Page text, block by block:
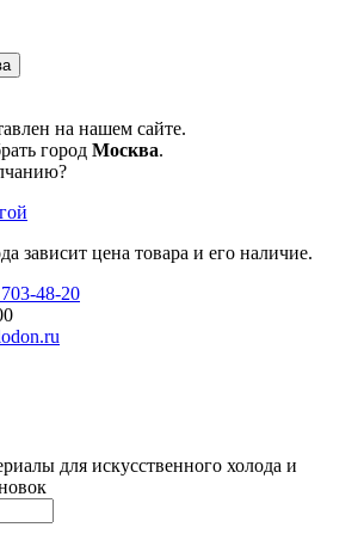
на нашем сайте.
город Москва.
зависит цена товара и его наличие.
48-20
для искусственного холода и